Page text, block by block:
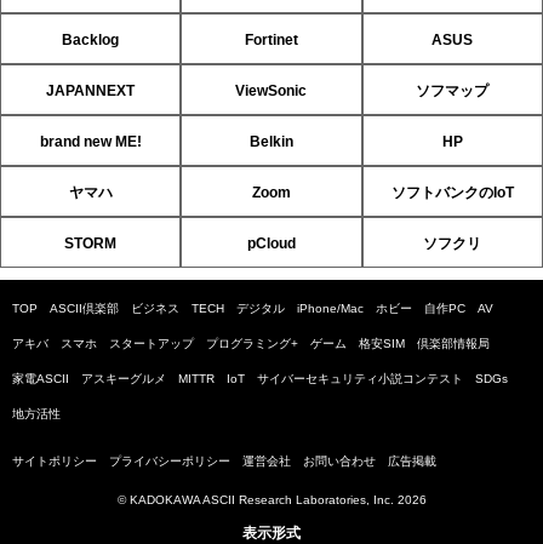
Backlog Fortinet ASUS
JAPANNEXT ViewSonic ソフマップ
brand new ME! Belkin HP
ヤマハ Zoom ソフトバンクのIoT
STORM pCloud ソフクリ
TOP ASCII倶楽部 ビジネス TECH デジタル iPhone/Mac ホビー 自作PC AV
アキバ スマホ スタートアップ プログラミング+ ゲーム 格安SIM 倶楽部情報局
家電ASCII アスキーグルメ MITTR IoT サイバーセキュリティ小説コンテスト SDGs
地方活性
サイトポリシー プライバシーポリシー 運営会社 お問い合わせ 広告掲載
© KADOKAWA ASCII Research Laboratories, Inc. 2026
表示形式